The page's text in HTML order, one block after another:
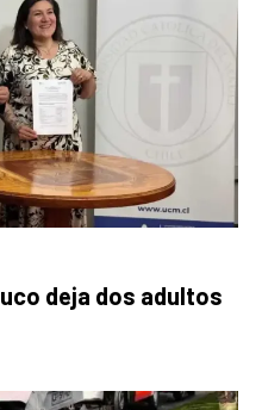
deja dos adultos